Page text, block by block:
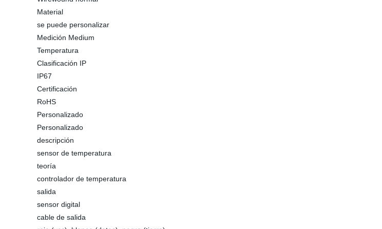
Material
se puede personalizar
Medición Medium
Temperatura
Clasificación IP
IP67
Certificación
RoHS
Personalizado
Personalizado
descripción
sensor de temperatura
teoría
controlador de temperatura
salida
sensor digital
cable de salida